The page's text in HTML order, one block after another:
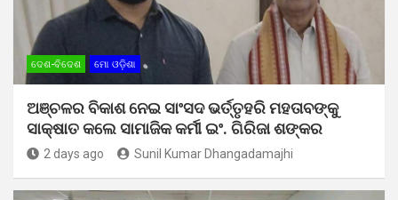
ଦେଶ-ବିଦେଶ ମୋ ଓଡ଼ିଶା
ଅଞ୍ଚଳର ବିକାଶ ନେଇ ସାଂସଦ ଭର୍ତ୍ତୃହରି ମହତାବଙ୍କୁ
ସାକ୍ଷାତ କଲେ ସାମାଜିକ କର୍ମୀ ଇଂ. ଗିରିଜା ଶଙ୍କର
2 days ago Sunil Kumar Dhangadamajhi